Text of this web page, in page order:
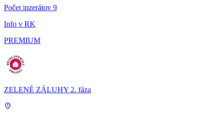
Počet inzerátov 9
Info v RK
PREMIUM
ZELENÉ ZÁLUHY 2. fáza